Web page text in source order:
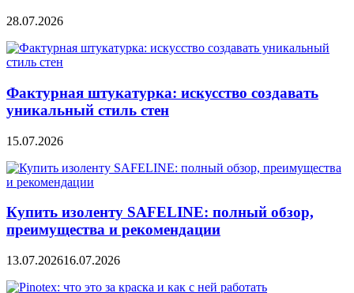
28.07.2026
Фактурная штукатурка: искусство создавать
уникальный стиль стен
15.07.2026
Купить изоленту SAFELINE: полный обзор,
преимущества и рекомендации
13.07.202616.07.2026